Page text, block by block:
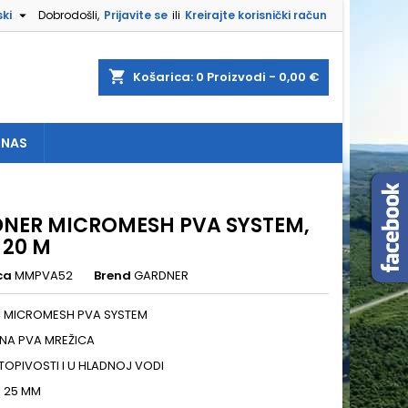
Dobrodošli, Prijavite se ili Kreirajte korisnički račun

shopping_cart Košarica: 0 Proizvodi - 0,00 €
MICROMESH PVA SYSTEM,
M
MMPVA52 Brend GARDNER
MICROMESH PVA SYSTEM
PVA MREŽICA
I U HLADNOJ VODI
25 MM